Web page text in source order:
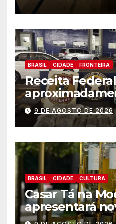
Federal
BRASIL CIDADE FRONTEIRA
Receita
substância
capulho
9 DE AGOSTO DE 2026
BRASIL CIDADE CULTURA
Casar Tá na
apresentará